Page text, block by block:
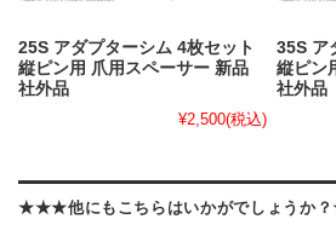
25S アダプターシム 4枚セット
縦ピン用 爪用スペーサー 新品
社外品
¥2,500(税込)
35S ア
縦ピン
社外品
★★★他にもこちらはいかがでしょうか